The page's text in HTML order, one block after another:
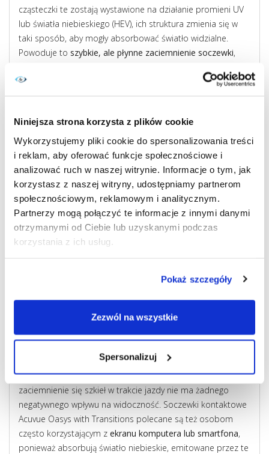
Niniejsza strona korzysta z plików cookie
Wykorzystujemy pliki cookie do spersonalizowania treści
i reklam, aby oferować funkcje społecznościowe i
analizować ruch w naszej witrynie. Informacje o tym, jak
korzystasz z naszej witryny, udostępniamy partnerom
społecznościowym, reklamowym i analitycznym.
Partnerzy mogą połączyć te informacje z innymi danymi
otrzymanymi od Ciebie lub uzyskanymi podczas
korzystania z ich usług.
Pokaż szczegóły
Zezwól na wszystkie
Spersonalizuj
cząsteczki te zostają wystawione na działanie promieni UV
lub światła niebieskiego (HEV), ich struktura zmienia się w
taki sposób, aby mogły absorbować światło widzialne.
Powoduje to szybkie, ale płynne zaciemnienie soczewki,
Natomiast gdy UV i HEV przestają oddziaływać na
rozjaśnienie się materiału.
Zalety noszenia soczewek
światłoczułych
nie drażni nas ostre słońce, a więc nie musimy
zasłaniając je ręką (według zapewnień producenta oczy o
49% szybciej dostosowują się do zmiennych warunków
oświetlenia). Takie soczewki znakomicie sprawdzają się
(nie razi nas słońce), jak i w nocy (nie oślepiają nas reflektory
nadjeżdżających z naprzeciwka samochodów). Oczywiście
zaciemnienie się szkieł w trakcie jazdy nie ma żadnego
negatywnego wpływu na widoczność. Soczewki kontaktowe
Acuvue Oasys with Transitions polecane są też osobom
często korzystającym z ekranu komputera lub smartfona,
ponieważ absorbują światło niebieskie, emitowane przez te